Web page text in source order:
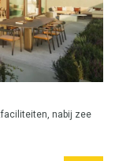
nabij zee